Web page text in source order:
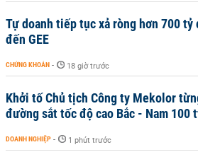
Tự doanh tiếp tục xả ròng hơn 700
đến GEE
CHỨNG KHOÁN - 18 giờ trước
Khởi tố Chủ tịch Công ty Mekolor
đường sắt tốc độ cao Bắc - Nam 100
DOANH NGHIỆP - 1 phút trước